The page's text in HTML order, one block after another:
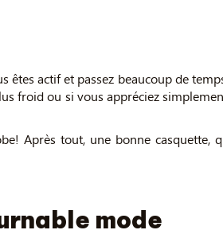
êtes actif et passez beaucoup de
froid ou si vous appréciez
Après tout, une bonne casquette,
mode